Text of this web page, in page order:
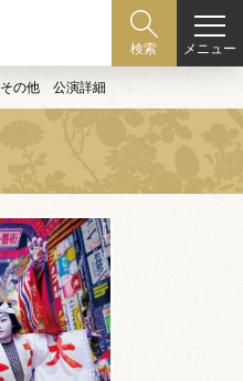
検索 メニュー
その他 公演詳細